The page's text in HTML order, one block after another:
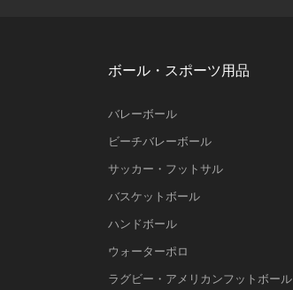
ボール・スポーツ用品
バレーボール
ビーチバレーボール
サッカー・フットサル
バスケットボール
ハンドボール
ウォーターポロ
ラグビー・アメリカンフットボール